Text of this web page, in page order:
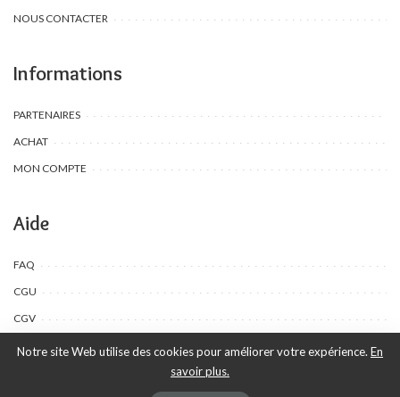
NOUS CONTACTER
Informations
PARTENAIRES
ACHAT
MON COMPTE
Aide
FAQ
CGU
CGV
©Toombow Kids, 2022 - 2024 - Tous droits réservés | Créé par Ewing
Notre site Web utilise des cookies pour améliorer votre expérience. En
savoir plus.